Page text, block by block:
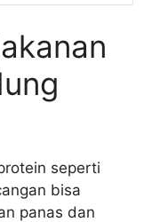
seperti
bisa
panas dan